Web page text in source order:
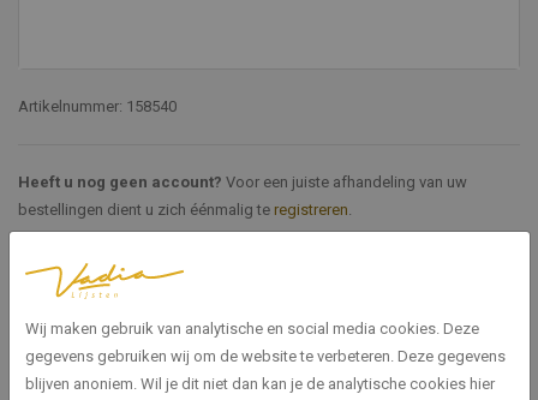
Artikelnummer: 158540
Heeft u nog geen account? Voor een juiste afhandeling van uw
bestellingen dient u zich éénmalig te registreren.
Specificaties
Artikelnummer 158540
Wij maken gebruik van analytische en social media cookies. Deze
gegevens gebruiken wij om de website te verbeteren. Deze gegevens
blijven anoniem. Wil je dit niet dan kan je de analytische cookies hier